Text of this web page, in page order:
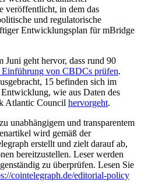
veröffentlicht, in dem das
und regulatorische
Entwicklungsplan für mBridge
geht hervor, dass rund 90
Einführung von CBDCs prüfen.
15 befinden sich im
wie aus Daten des
Atlantic Council hervorgeht.
unabhängigem und transparentem
wird gemäß der
erstellt und zielt darauf ab,
bereitzustellen. Leser werden
zu überprüfen. Lesen Sie
cointelegraph.de/editorial-policy